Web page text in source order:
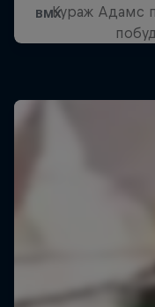
Кураж Адамс